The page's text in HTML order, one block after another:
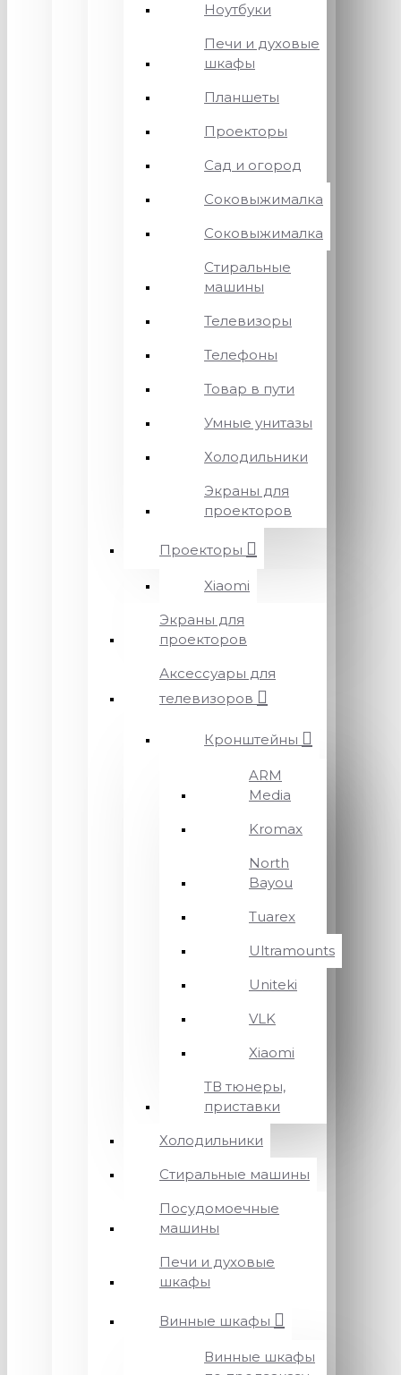
Ноутбуки
Печи и духовые
шкафы
Планшеты
Проекторы
Сад и огород
Соковыжималка
Соковыжималка
Стиральные
машины
Телевизоры
Телефоны
Товар в пути
Умные унитазы
Холодильники
Экраны для
проекторов
Проекторы
Xiaomi
Экраны для
проекторов
Аксессуары для
телевизоров
Кронштейны
ARM
Media
Kromax
North
Bayou
Tuarex
Ultramounts
Uniteki
VLK
Xiaomi
ТВ тюнеры,
приставки
Холодильники
Стиральные машины
Посудомоечные
машины
Печи и духовые
шкафы
Винные шкафы
Винные шкафы